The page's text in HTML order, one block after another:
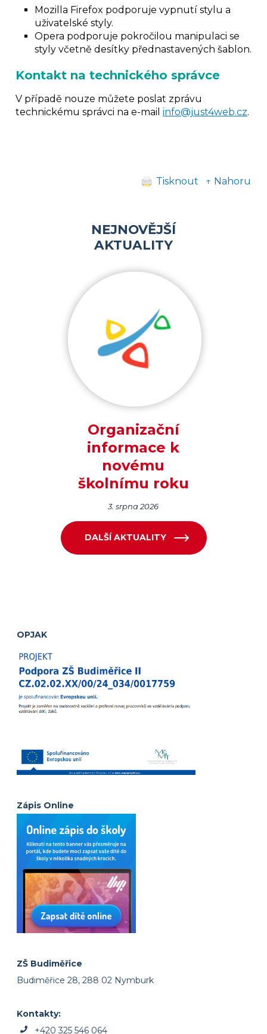
Mozilla Firefox podporuje vypnutí stylu a
uživatelské styly.
Opera podporuje pokročilou manipulaci se
styly včetně desítky přednastavených šablon.
Kontakt na technického správce
V případě nouze můžete poslat zprávu
technickému správci na e-mail info@just4web.cz.
Tisknout ↑ Nahoru
NEJNOVĚJŠÍ
AKTUALITY
Organizační
informace k
novému
školnímu roku
3. srpna 2026
DALŠÍ AKTUALITY
OPJAK
Zápis Online
ZŠ Budiměřice
Budiměřice 28, 288 02 Nymburk
Kontakty:
+420 325 546 064